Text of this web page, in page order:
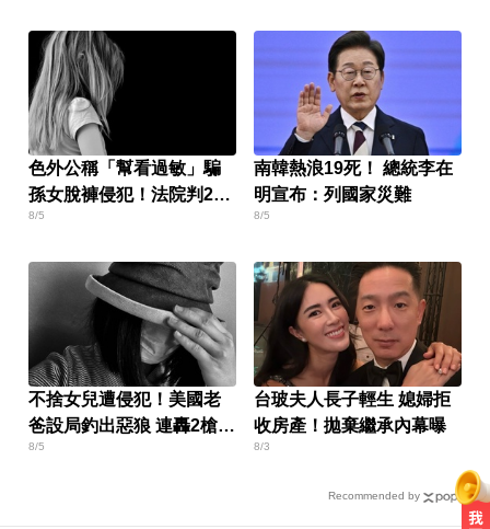
色外公稱「幫看過敏」騙
孫女脫褲侵犯！法院判2年
4月
8/5
南韓熱浪19死！ 總統李在
明宣布：列國家災難
8/5
不捨女兒遭侵犯！美國老
爸設局釣出惡狼 連轟2槍復
仇
8/5
台玻夫人長子輕生 媳婦拒
收房產！拋棄繼承內幕曝
8/3
Recommended by